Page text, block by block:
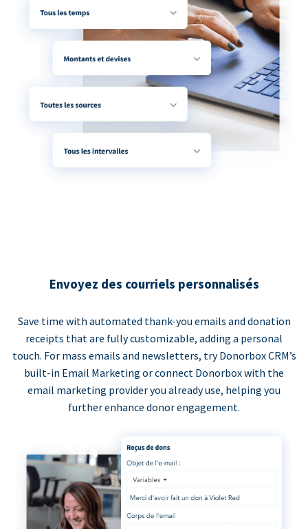
Envoyez des courriels personnalisés
Save time with automated thank-you emails and donation
receipts that are fully customizable, adding a personal
touch. For mass emails and newsletters, try Donorbox CRM’s
built-in Email Marketing or connect Donorbox with the
email marketing provider you already use, helping you
further enhance donor engagement.